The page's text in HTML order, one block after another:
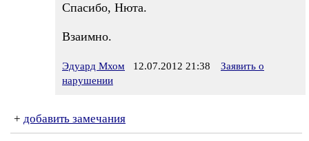
Спасибо, Нюта.
Взаимно.
Эдуард Мхом 12.07.2012 21:38
Заявить о
нарушении
+ добавить замечания